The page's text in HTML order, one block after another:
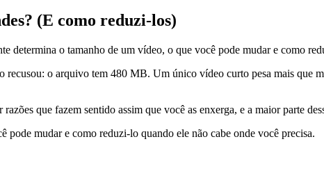
(E como reduzi-los)
determina o tamanho de um vídeo, o que você pode mudar e como
o arquivo tem 480 MB. Um único vídeo curto pesa mais que
que fazem sentido assim que você as enxerga, e a maior parte
mudar e como reduzi-lo quando ele não cabe onde você precisa.